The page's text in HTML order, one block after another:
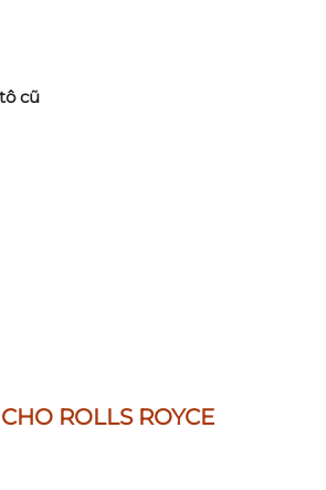
cũ
ROLLS ROYCE